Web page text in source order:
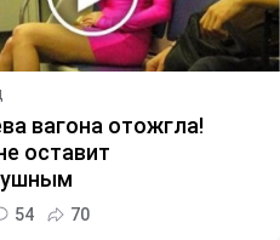
вагона отожгла!
оставит
54 70